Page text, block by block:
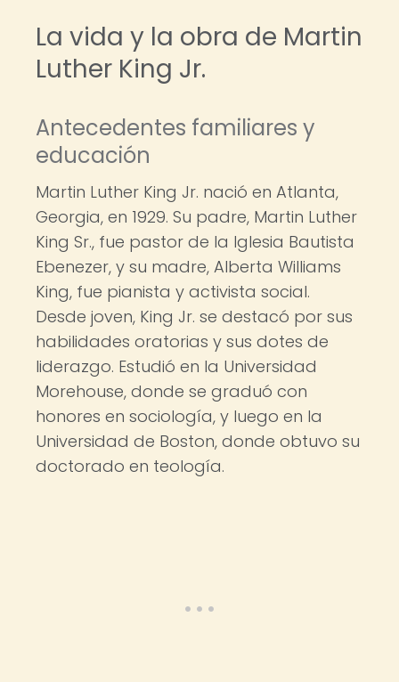
La vida y la obra de Martin
Luther King Jr.
Antecedentes familiares y
educación
Martin Luther King Jr. nació en Atlanta,
Georgia, en 1929. Su padre, Martin Luther
King Sr., fue pastor de la Iglesia Bautista
Ebenezer, y su madre, Alberta Williams
King, fue pianista y activista social.
Desde joven, King Jr. se destacó por sus
habilidades oratorias y sus dotes de
liderazgo. Estudió en la Universidad
Morehouse, donde se graduó con
honores en sociología, y luego en la
Universidad de Boston, donde obtuvo su
doctorado en teología.